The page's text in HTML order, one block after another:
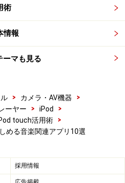
オ「AccuRadio」（無
好きなだけ楽しめるインターネ
無料）
ャンルで絞り込めるインター
が表示されるので、そこで聴
術
情報
ーマも見る
> カメラ・AV機器
>
ーヤー
> iPod
>
touch活用術
>
める音楽関連アプリ10選
採用情報